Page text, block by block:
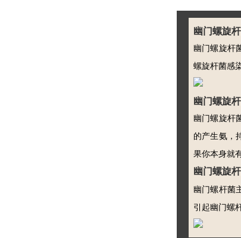
幽门螺旋
幽门螺旋杆
螺旋杆菌感
幽门螺旋
幽门螺旋杆
的产生氨，
果你本身就
幽门螺旋
幽门螺杆菌
引起幽门螺